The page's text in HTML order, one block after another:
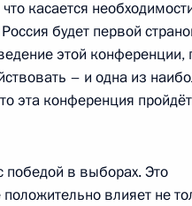
Россией
Бен Исой
касается
будет первой
этой конференции,
– и одна из
эта конференция пройдёт
победой в выборах. Это
влияет не